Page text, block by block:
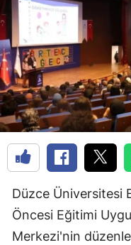
Düzce Üniversitesi
Öncesi Eğitimi
Merkezi'nin